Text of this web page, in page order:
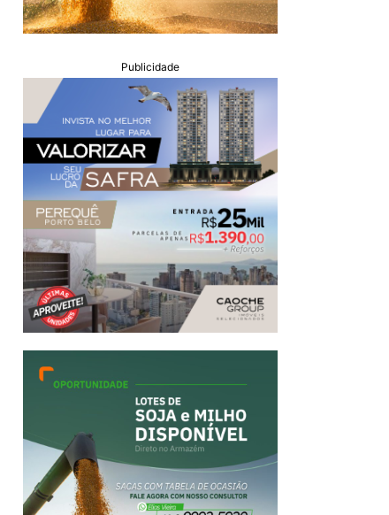
Publicidade